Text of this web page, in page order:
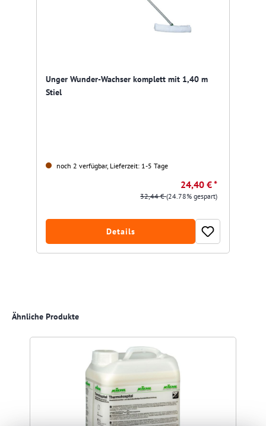
Unger Wunder-Wachser komplett mit 1,40 m
Stiel
noch 2 verfügbar, Lieferzeit: 1-5 Tage
24,40 € *
32,44 €(24.78% gespart)
Details
Produktgalerie überspringen
Ähnliche Produkte